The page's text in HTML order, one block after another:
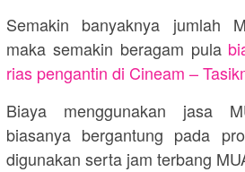
Semakin banyaknya jumlah
maka semakin beragam pula
rias pengantin di Cineam –
Biaya menggunakan jasa
biasanya bergantung pada
digunakan serta jam terbang